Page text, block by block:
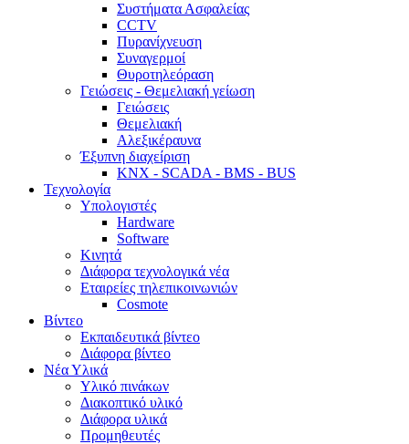
Συστήματα Ασφαλείας
CCTV
Πυρανίχνευση
Συναγερμοί
Θυροτηλεόραση
Γειώσεις - Θεμελιακή γείωση
Γειώσεις
Θεμελιακή
Αλεξικέραυνα
Έξυπνη διαχείριση
KNX - SCADA - BMS - BUS
Τεχνολογία
Υπολογιστές
Hardware
Software
Κινητά
Διάφορα τεχνολογικά νέα
Εταιρείες τηλεπικοινωνιών
Cosmote
Βίντεο
Εκπαιδευτικά βίντεο
Διάφορα βίντεο
Νέα Υλικά
Υλικό πινάκων
Διακοπτικό υλικό
Διάφορα υλικά
Προμηθευτές